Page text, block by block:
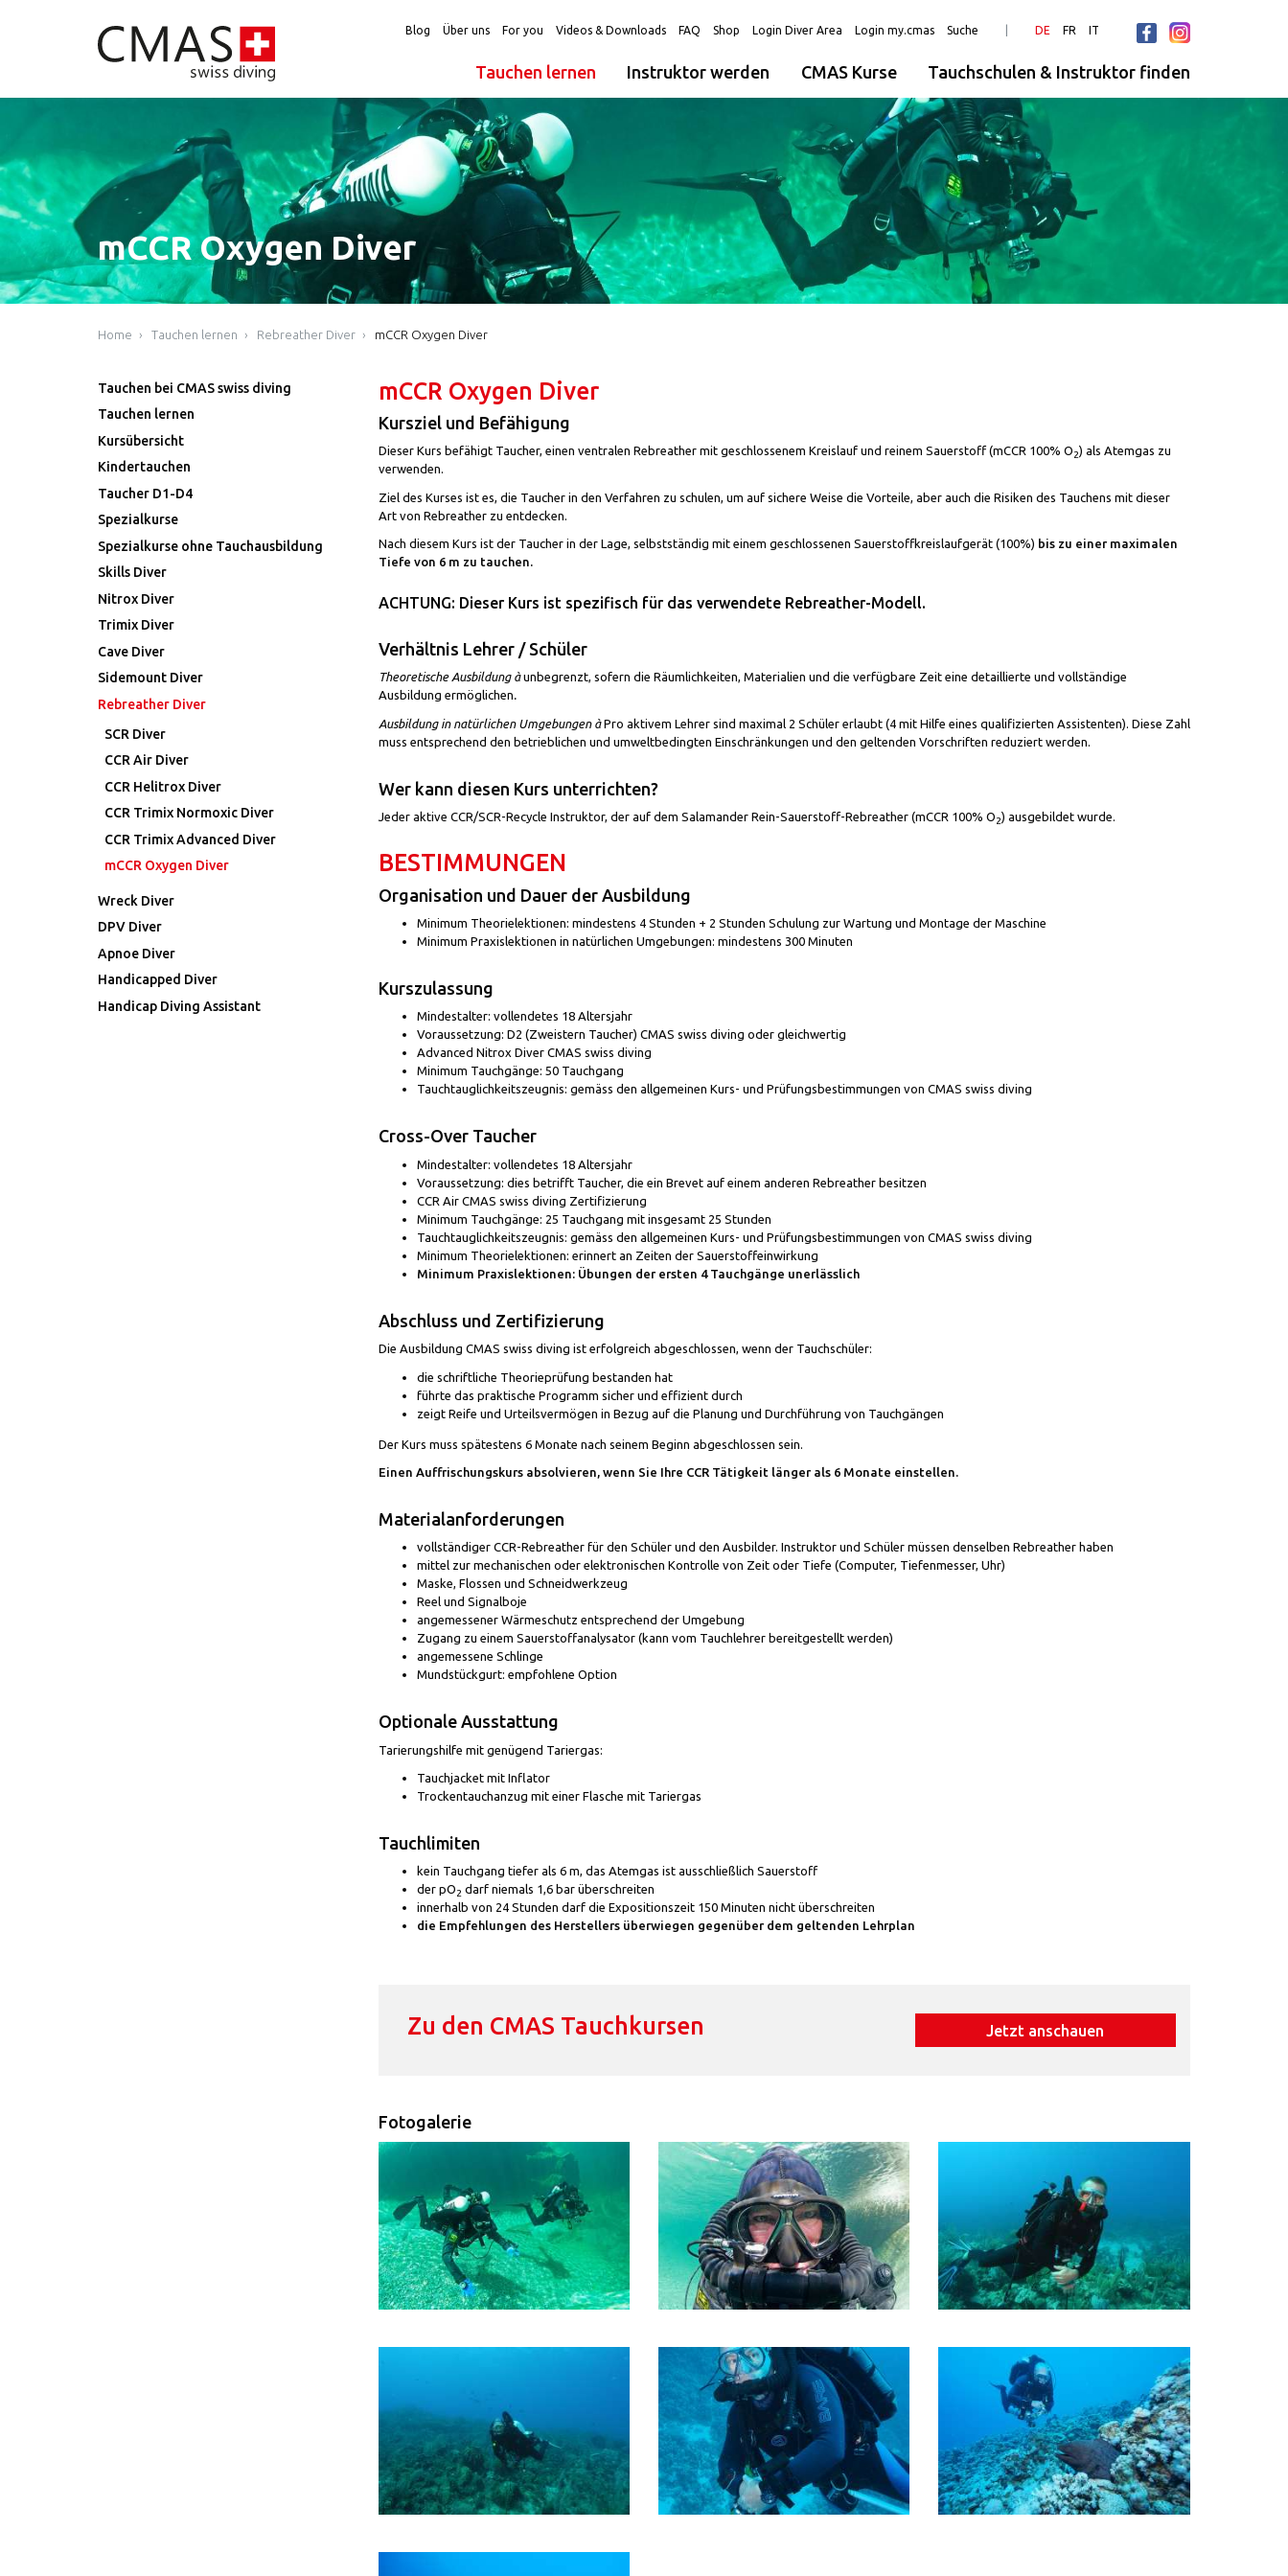
Blog Über uns For you Videos & Downloads FAQ Shop Login Diver Area Login my.cmas Suche DE FR IT
Tauchen lernen Instruktor werden CMAS Kurse Tauchschulen & Instruktor finden
mCCR Oxygen Diver
Home Tauchen lernen Rebreather Diver mCCR Oxygen Diver
Tauchen bei CMAS swiss diving
Tauchen lernen
Kursübersicht
Kindertauchen
Taucher D1-D4
Spezialkurse
Spezialkurse ohne Tauchausbildung
Skills Diver
Nitrox Diver
Trimix Diver
Cave Diver
Sidemount Diver
Rebreather Diver
SCR Diver
CCR Air Diver
CCR Helitrox Diver
CCR Trimix Normoxic Diver
CCR Trimix Advanced Diver
mCCR Oxygen Diver
Wreck Diver
DPV Diver
Apnoe Diver
Handicapped Diver
Handicap Diving Assistant
mCCR Oxygen Diver
Kursziel und Befähigung
Dieser Kurs befähigt Taucher, einen ventralen Rebreather mit geschlossenem Kreislauf und reinem Sauerstoff (mCCR 100% O2) als Atemgas zu
verwenden.
Ziel des Kurses ist es, die Taucher in den Verfahren zu schulen, um auf sichere Weise die Vorteile, aber auch die Risiken des Tauchens mit dieser
Art von Rebreather zu entdecken.
Nach diesem Kurs ist der Taucher in der Lage, selbstständig mit einem geschlossenen Sauerstoffkreislaufgerät (100%) bis zu einer maximalen
Tiefe von 6 m zu tauchen.
ACHTUNG: Dieser Kurs ist spezifisch für das verwendete Rebreather-Modell.
Verhältnis Lehrer / Schüler
Theoretische Ausbildung àunbegrenzt, sofern die Räumlichkeiten, Materialien und die verfügbare Zeit eine detaillierte und vollständige
Ausbildung ermöglichen.
Ausbildung in natürlichen Umgebungen àPro aktivem Lehrer sind maximal 2 Schüler erlaubt (4 mit Hilfe eines qualifizierten Assistenten). Diese Zahl
muss entsprechend den betrieblichen und umweltbedingten Einschränkungen und den geltenden Vorschriften reduziert werden.
Wer kann diesen Kurs unterrichten?
Jeder aktive CCR/SCR-Recycle Instruktor, der auf dem Salamander Rein-Sauerstoff-Rebreather (mCCR 100% O2) ausgebildet wurde.
BESTIMMUNGEN
Organisation und Dauer der Ausbildung
Minimum Theorielektionen: mindestens 4 Stunden + 2 Stunden Schulung zur Wartung und Montage der Maschine
Minimum Praxislektionen in natürlichen Umgebungen: mindestens 300 Minuten
Kurszulassung
Mindestalter: vollendetes 18 Altersjahr
Voraussetzung: D2 (Zweistern Taucher) CMAS swiss diving oder gleichwertig
Advanced Nitrox Diver CMAS swiss diving
Minimum Tauchgänge: 50 Tauchgang
Tauchtauglichkeitszeugnis: gemäss den allgemeinen Kurs- und Prüfungsbestimmungen von CMAS swiss diving
Cross-Over Taucher
Mindestalter: vollendetes 18 Altersjahr
Voraussetzung: dies betrifft Taucher, die ein Brevet auf einem anderen Rebreather besitzen
CCR Air CMAS swiss diving Zertifizierung
Minimum Tauchgänge: 25 Tauchgang mit insgesamt 25 Stunden
Tauchtauglichkeitszeugnis: gemäss den allgemeinen Kurs- und Prüfungsbestimmungen von CMAS swiss diving
Minimum Theorielektionen: erinnert an Zeiten der Sauerstoffeinwirkung
Minimum Praxislektionen: Übungen der ersten 4 Tauchgänge unerlässlich
Abschluss und Zertifizierung
Die Ausbildung CMAS swiss diving ist erfolgreich abgeschlossen, wenn der Tauchschüler:
die schriftliche Theorieprüfung bestanden hat
führte das praktische Programm sicher und effizient durch
zeigt Reife und Urteilsvermögen in Bezug auf die Planung und Durchführung von Tauchgängen
Der Kurs muss spätestens 6 Monate nach seinem Beginn abgeschlossen sein.
Einen Auffrischungskurs absolvieren, wenn Sie Ihre CCR Tätigkeit länger als 6 Monate einstellen.
Materialanforderungen
vollständiger CCR-Rebreather für den Schüler und den Ausbilder. Instruktor und Schüler müssen denselben Rebreather haben
mittel zur mechanischen oder elektronischen Kontrolle von Zeit oder Tiefe (Computer, Tiefenmesser, Uhr)
Maske, Flossen und Schneidwerkzeug
Reel und Signalboje
angemessener Wärmeschutz entsprechend der Umgebung
Zugang zu einem Sauerstoffanalysator (kann vom Tauchlehrer bereitgestellt werden)
angemessene Schlinge
Mundstückgurt: empfohlene Option
Optionale Ausstattung
Tarierungshilfe mit genügend Tariergas:
Tauchjacket mit Inflator
Trockentauchanzug mit einer Flasche mit Tariergas
Tauchlimiten
kein Tauchgang tiefer als 6 m, das Atemgas ist ausschließlich Sauerstoff
der pO2 darf niemals 1,6 bar überschreiten
innerhalb von 24 Stunden darf die Expositionszeit 150 Minuten nicht überschreiten
die Empfehlungen des Herstellers überwiegen gegenüber dem geltenden Lehrplan
Zu den CMAS Tauchkursen Jetzt anschauen
Fotogalerie